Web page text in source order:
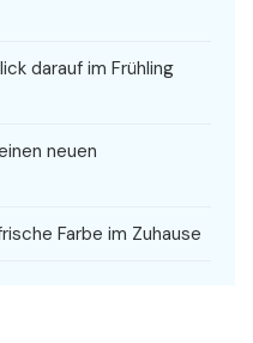
darauf im Frühling
neuen
Farbe im Zuhause